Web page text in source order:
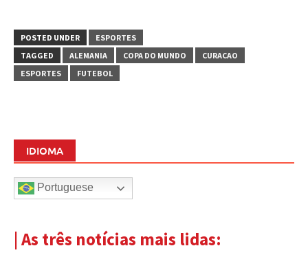
POSTED UNDER
ESPORTES
TAGGED
ALEMANIA COPA DO MUNDO
CURACAO
ESPORTES
FUTEBOL
IDIOMA
Portuguese
| As três notícias mais lidas: